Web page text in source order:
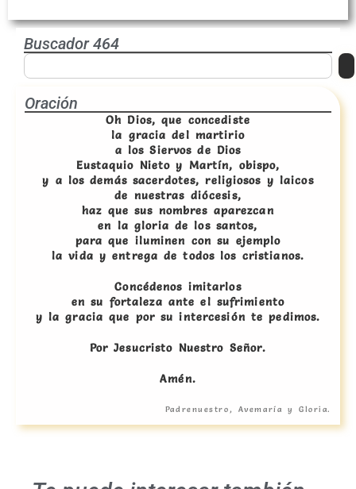
Buscador 464
Oración
Oh Dios, que concediste
la gracia del martirio
a los Siervos de Dios
Eustaquio Nieto y Martín, obispo,
y a los demás sacerdotes, religiosos y laicos
de nuestras diócesis,
haz que sus nombres aparezcan
en la gloria de los santos,
para que iluminen con su ejemplo
la vida y entrega de todos los cristianos.
Concédenos imitarlos
en su fortaleza ante el sufrimiento
y la gracia que por su intercesión te pedimos.
Por Jesucristo Nuestro Señor.
Amén.
Padrenuestro, Avemaría y Gloria.